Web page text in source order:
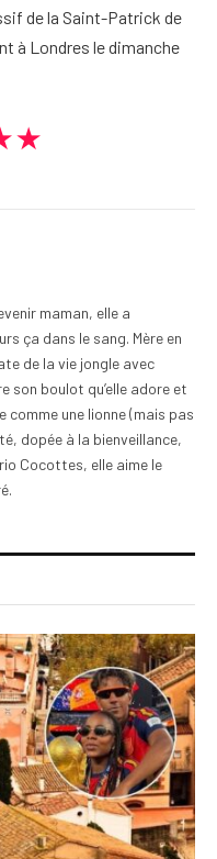
de la Saint-Patrick de
à Londres le dimanche
maman, elle a
ça dans le sang. Mère en
de la vie jongle avec
son boulot qu’elle adore et
comme une lionne (mais pas
dopée à la bienveillance,
Cocottes, elle aime le